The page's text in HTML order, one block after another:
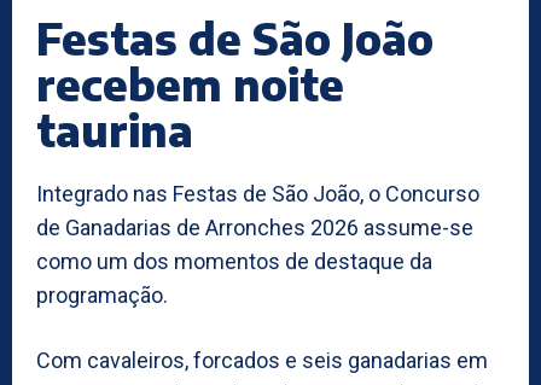
Festas de São João
recebem noite
taurina
Integrado nas Festas de São João, o Concurso
de Ganadarias de Arronches 2026 assume-se
como um dos momentos de destaque da
programação.
Com cavaleiros, forcados e seis ganadarias em